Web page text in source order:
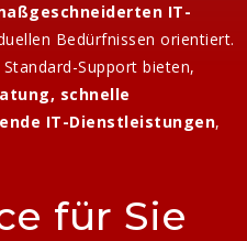
IT-
Bedürfnissen orientiert.
Support bieten,
schnelle
IT-Dienstleistungen,
für Sie